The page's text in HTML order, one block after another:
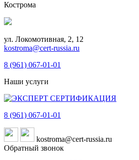
Кострома
ул. Локомотивная, 2, 12
kostroma@cert-russia.ru
8 (961) 067-01-01
Наши услуги
8 (961) 067-01-01
kostroma@cert-russia.ru
Обратный звонок